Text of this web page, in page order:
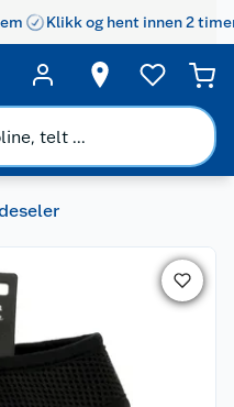
Klikk og hent innen 2